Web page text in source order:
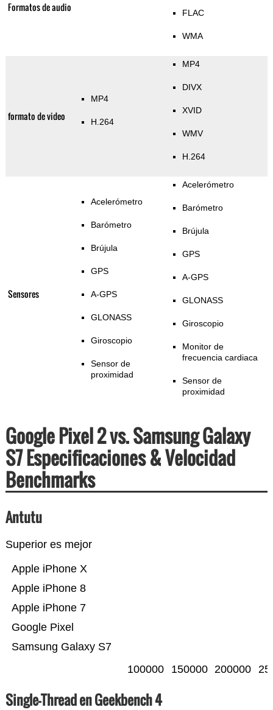
Formatos de audio FLAC
WMA
formato de video
MP4
H.264
MP4
DIVX
XVID
WMV
H.264
Sensores
Acelerómetro
Barómetro
Brújula
GPS
A-GPS
GLONASS
Giroscopio
Sensor de
proximidad
Acelerómetro
Barómetro
Brújula
GPS
A-GPS
GLONASS
Giroscopio
Monitor de
frecuencia cardiaca
Sensor de
proximidad
Google Pixel 2 vs. Samsung Galaxy
S7 Especificaciones & Velocidad
Benchmarks
Antutu
Superior es mejor
Samsung Galaxy S7
Google Pixel
Apple iPhone 7
Apple iPhone 8
Apple iPhone X
100000 150000 200000
Single-Thread en Geekbench 4